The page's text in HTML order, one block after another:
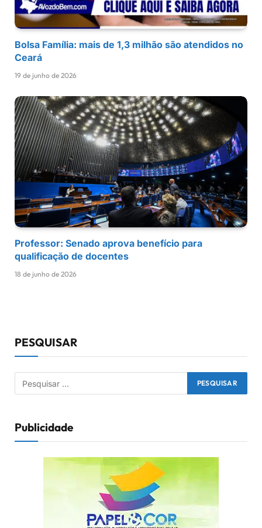
Bolsa Família: mais de 1,3 milhão são atendidos no
Ceará
19 de junho de 2026
Professor: Senado aprova benefício para
qualificação de docentes
18 de junho de 2026
PESQUISAR
Publicidade